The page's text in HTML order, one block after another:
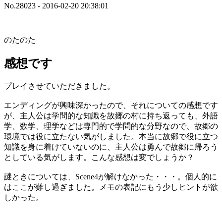
No.28023 - 2016-02-20 20:38:01
のたのた
感想です
プレイさせていただきました。
エンディングが興味深かったので、それについての感想です
が、主人公は学問的な知識を故郷の村に持ち返っても、外語
学、数学、理学などは専門的で学問的な分野なので、故郷の
環境では役に立たない気がしました。本当に故郷で役に立つ
知識を身に着けていないのに、主人公は勇んで故郷に帰ろう
としている気がします。こんな感想は変でしょうか？
謎ときについては、Scene4が解けなかった・・・。個人的に
はここが難し過ぎました。メモの表記にもう少しヒントが欲
しかった。